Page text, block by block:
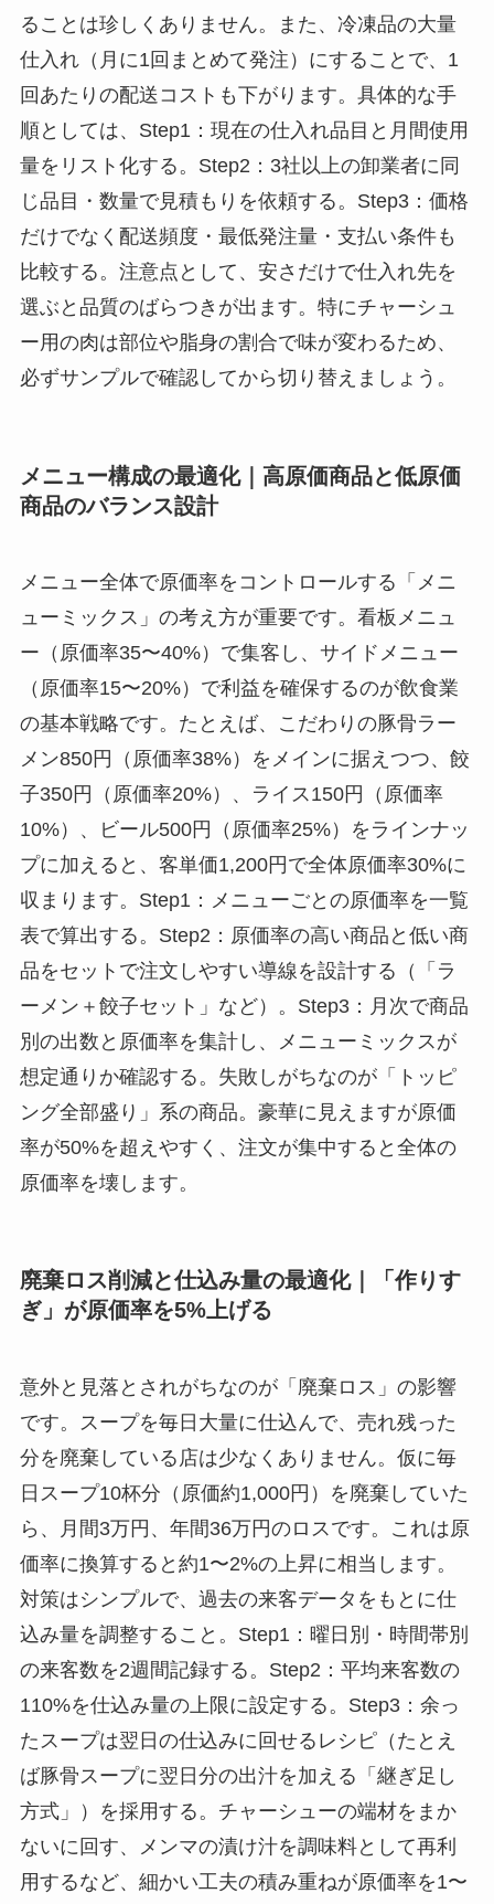
ることは珍しくありません。また、冷凍品の大量
仕入れ（月に1回まとめて発注）にすることで、1
回あたりの配送コストも下がります。具体的な手
順としては、Step1：現在の仕入れ品目と月間使用
量をリスト化する。Step2：3社以上の卸業者に同
じ品目・数量で見積もりを依頼する。Step3：価格
だけでなく配送頻度・最低発注量・支払い条件も
比較する。注意点として、安さだけで仕入れ先を
選ぶと品質のばらつきが出ます。特にチャーシュ
ー用の肉は部位や脂身の割合で味が変わるため、
必ずサンプルで確認してから切り替えましょう。
メニュー構成の最適化｜高原価商品と低原価
商品のバランス設計
メニュー全体で原価率をコントロールする「メニ
ューミックス」の考え方が重要です。看板メニュ
ー（原価率35〜40%）で集客し、サイドメニュー
（原価率15〜20%）で利益を確保するのが飲食業
の基本戦略です。たとえば、こだわりの豚骨ラー
メン850円（原価率38%）をメインに据えつつ、餃
子350円（原価率20%）、ライス150円（原価率
10%）、ビール500円（原価率25%）をラインナッ
プに加えると、客単価1,200円で全体原価率30%に
収まります。Step1：メニューごとの原価率を一覧
表で算出する。Step2：原価率の高い商品と低い商
品をセットで注文しやすい導線を設計する（「ラ
ーメン＋餃子セット」など）。Step3：月次で商品
別の出数と原価率を集計し、メニューミックスが
想定通りか確認する。失敗しがちなのが「トッピ
ング全部盛り」系の商品。豪華に見えますが原価
率が50%を超えやすく、注文が集中すると全体の
原価率を壊します。
廃棄ロス削減と仕込み量の最適化｜「作りす
ぎ」が原価率を5%上げる
意外と見落とされがちなのが「廃棄ロス」の影響
です。スープを毎日大量に仕込んで、売れ残った
分を廃棄している店は少なくありません。仮に毎
日スープ10杯分（原価約1,000円）を廃棄していた
ら、月間3万円、年間36万円のロスです。これは原
価率に換算すると約1〜2%の上昇に相当します。
対策はシンプルで、過去の来客データをもとに仕
込み量を調整すること。Step1：曜日別・時間帯別
の来客数を2週間記録する。Step2：平均来客数の
110%を仕込み量の上限に設定する。Step3：余っ
たスープは翌日の仕込みに回せるレシピ（たとえ
ば豚骨スープに翌日分の出汁を加える「継ぎ足し
方式」）を採用する。チャーシューの端材をまか
ないに回す、メンマの漬け汁を調味料として再利
用するなど、細かい工夫の積み重ねが原価率を1〜